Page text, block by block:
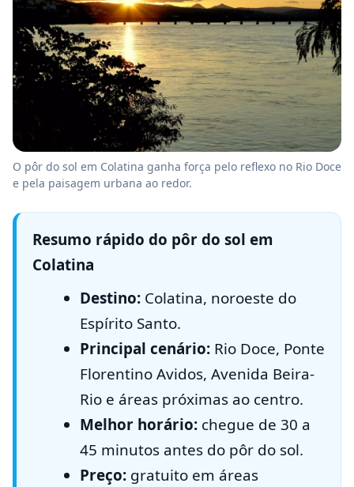
O pôr do sol em Colatina ganha força pelo reflexo no Rio Doce
e pela paisagem urbana ao redor.
Resumo rápido do pôr do sol em
Colatina
Destino: Colatina, noroeste do
Espírito Santo.
Principal cenário: Rio Doce, Ponte
Florentino Avidos, Avenida Beira-
Rio e áreas próximas ao centro.
Melhor horário: chegue de 30 a
45 minutos antes do pôr do sol.
Preço: gratuito em áreas